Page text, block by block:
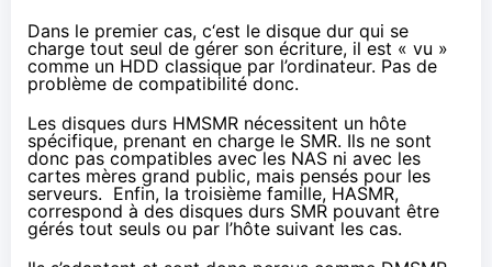
Dans le premier cas, c‘est le disque dur qui se
charge tout seul de gérer son écriture, il est « vu »
comme un HDD classique par l’ordinateur. Pas de
problème de compatibilité donc.
Les disques durs HMSMR nécessitent un hôte
spécifique, prenant en charge le SMR. Ils ne sont
donc pas compatibles avec les NAS ni avec les
cartes mères grand public, mais pensés pour les
serveurs. Enfin, la troisième famille, HASMR,
correspond à des disques durs SMR pouvant être
gérés tout seuls ou par l’hôte suivant les cas.